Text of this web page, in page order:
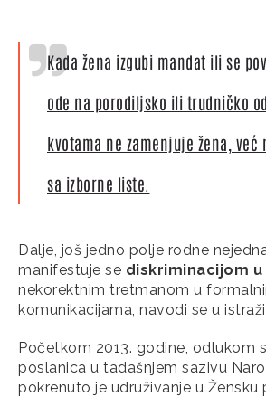
Kada žena izgubi mandat ili se
ode na porodiljsko ili trudničko
kvotama ne zamenjuje žena,
sa izborne liste.
Dalje, još jedno polje rodne
manifestuje se diskriminacijom
nekorektnim tretmanom u
komunikacijama, navodi se u
Početkom 2013. godine, odlukom
poslanica u tadašnjem sazivu
pokrenuto je udruživanje u Žensku